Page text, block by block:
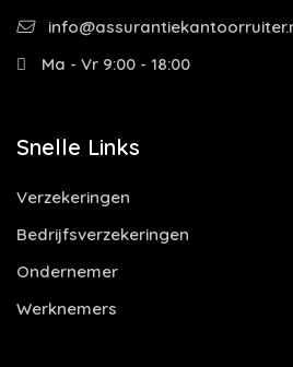
Ma - Vr 9:00 - 18:00
Snelle Links
Verzekeringen
Bedrijfsverzekeringen
Ondernemer
Werknemers